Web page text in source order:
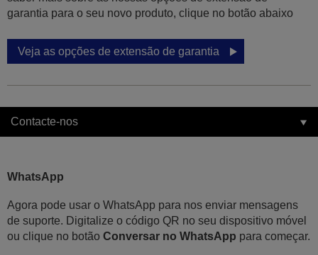
garantia para o seu novo produto, clique no botão abaixo
Veja as opções de extensão de garantia
Contacte-nos
WhatsApp
Agora pode usar o WhatsApp para nos enviar mensagens
de suporte. Digitalize o código QR no seu dispositivo móvel
ou clique no botão Conversar no WhatsApp para começar.